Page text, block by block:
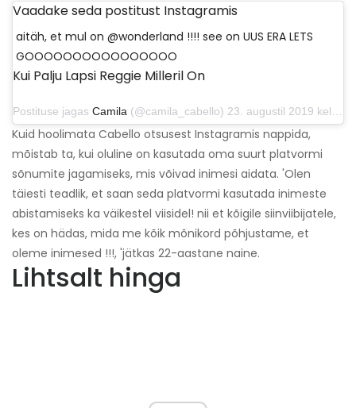
Vaadake seda postitust Instagramis
aitäh, et mul on @wonderland !!!! see on UUS ERA LETS
GOOOOOOOOOOOOOOOO
Kui Palju Lapsi Reggie Milleril On
Postituse jagas Camila (@camila_cabello) 23. augustil 2019 kell 10:43 PDT
Kuid hoolimata Cabello otsusest Instagramis nappida,
mõistab ta, kui oluline on kasutada oma suurt platvormi
sõnumite jagamiseks, mis võivad inimesi aidata. 'Olen
täiesti teadlik, et saan seda platvormi kasutada inimeste
abistamiseks ka väikestel viisidel! nii et kõigile siinviibijatele,
kes on hädas, mida me kõik mõnikord põhjustame, et
oleme inimesed !!!, 'jätkas 22-aastane naine.
Lihtsalt hinga